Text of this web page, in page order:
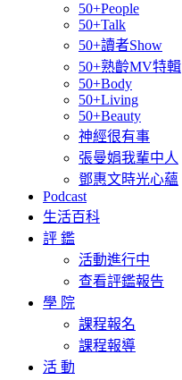
50+People
50+Talk
50+讀者Show
50+熟齡MV特輯
50+Body
50+Living
50+Beauty
神經很有事
張曼娟我輩中人
鄧惠文時光心蘊
Podcast
生活百科
評 鑑
活動進行中
查看評鑑報告
學 院
課程報名
課程報導
活 動